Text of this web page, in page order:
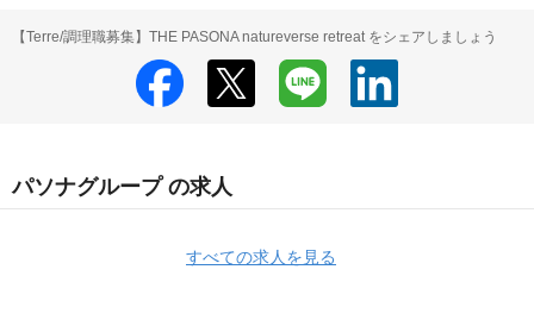
【Terre/調理職募集】THE PASONA natureverse retreat をシェアしましょう
パソナグループ の求人
すべての求人を見る